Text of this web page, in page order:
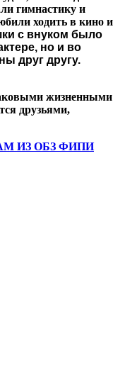
гимнастику и
ходить в кино и
с внуком было
но и во
друг другу.
жизненными
друзьями,
ИЗ ОБЗ ФИПИ